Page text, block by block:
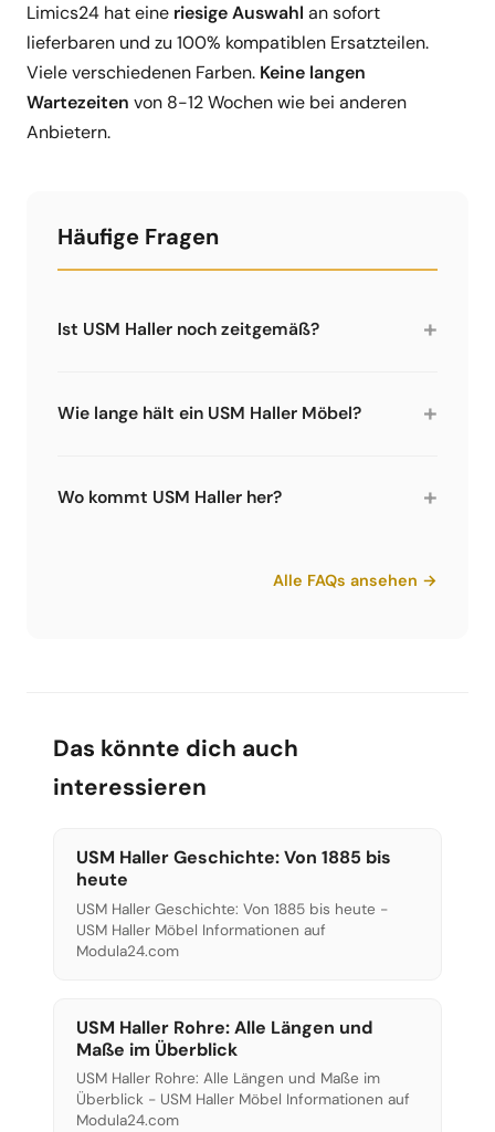
Limics24 hat eine riesige Auswahl an sofort
lieferbaren und zu 100% kompatiblen Ersatzteilen.
Viele verschiedenen Farben. Keine langen
Wartezeiten von 8-12 Wochen wie bei anderen
Anbietern.
Häufige Fragen
Ist USM Haller noch zeitgemäß? +
Markt und gilt als zeitloser Designklassiker. Das
modulare System ermöglicht Anpassungen an
nachhaltig und zeitgemäß.
Wie lange hält ein USM Haller Möbel? +
Haller Möbel Jahrzehnte. Viele Möbel aus den
70er und 80er Jahren sind heute noch im
ersetzen. Das macht USM Haller besonders
Wo kommt USM Haller her? +
Architekten Fritz Haller für das Unternehmen
USM (Ulrich Schärer Münsingen) entwickelt.
Alle FAQs ansehen →
Das könnte dich auch
interessieren
USM Haller Geschichte: Von 1885 bis
heute
USM Haller Geschichte: Von 1885 bis heute -
USM Haller Möbel Informationen auf
Modula24.com
USM Haller Rohre: Alle Längen und
Maße im Überblick
USM Haller Rohre: Alle Längen und Maße im
Überblick - USM Haller Möbel Informationen auf
Modula24.com